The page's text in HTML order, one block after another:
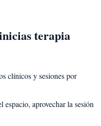
terapia
clínicos y sesiones por
espacio, aprovechar la sesión